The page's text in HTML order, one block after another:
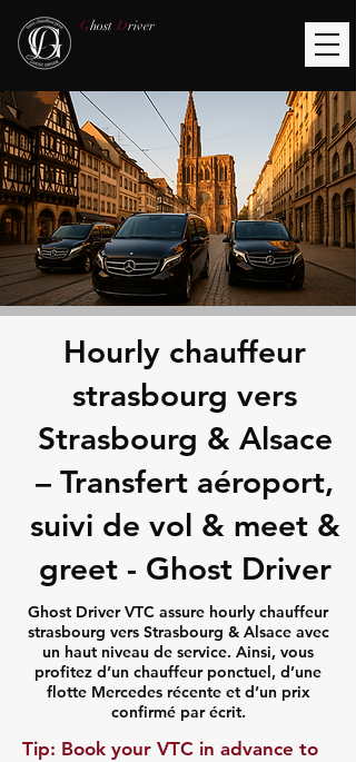
Ghost Driver
Hourly chauffeur
strasbourg vers
Strasbourg & Alsace
– Transfert aéroport,
suivi de vol & meet &
greet - Ghost Driver
Ghost Driver VTC assure hourly chauffeur
strasbourg vers Strasbourg & Alsace avec
un haut niveau de service. Ainsi, vous
profitez d’un chauffeur ponctuel, d’une
flotte Mercedes récente et d’un prix
confirmé par écrit.
​Tip: Book your VTC in advance to